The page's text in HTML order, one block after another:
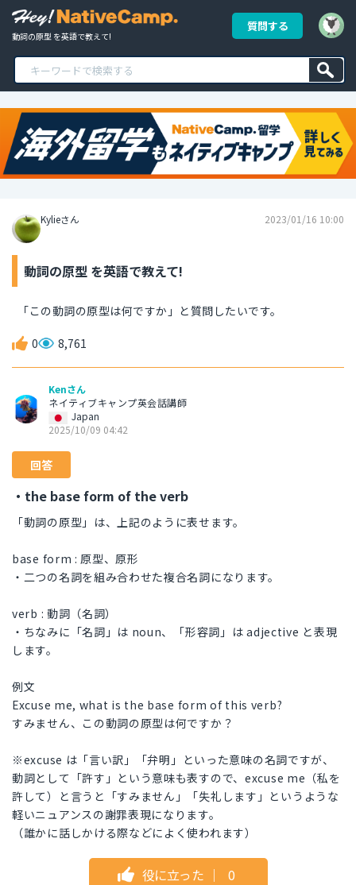
動詞の原型 を英語で教えて!
質問する
Kylieさん 2023/01/16 10:00
動詞の原型 を英語で教えて!
「この動詞の原型は何ですか」と質問したいです。
0 8,761
Kenさん
ネイティブキャンプ英会話講師
Japan
2025/10/09 04:42
回答
・the base form of the verb
「動詞の原型」は、上記のように表せます。
base form : 原型、原形
・二つの名詞を組み合わせた複合名詞になります。
verb : 動詞（名詞）
・ちなみに「名詞」は noun、「形容詞」は adjective と表現
します。
例文
Excuse me, what is the base form of this verb?
すみません、この動詞の原型は何ですか？
※excuse は「言い訳」「弁明」といった意味の名詞ですが、
動詞として「許す」という意味も表すので、excuse me（私を
許して）と言うと「すみません」「失礼します」というような
軽いニュアンスの謝罪表現になります。
（誰かに話しかける際などによく使われます）
役に立った ｜ 0